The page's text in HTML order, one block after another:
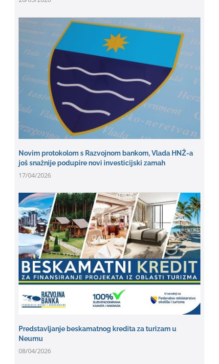
Novim protokolom s Razvojnom bankom, Vlada HNŽ-a
još snažnije podupire novi investicijski zamah
17/04/2026
Predstavljanje beskamatnog kredita za turizam u
Neumu
08/04/2026